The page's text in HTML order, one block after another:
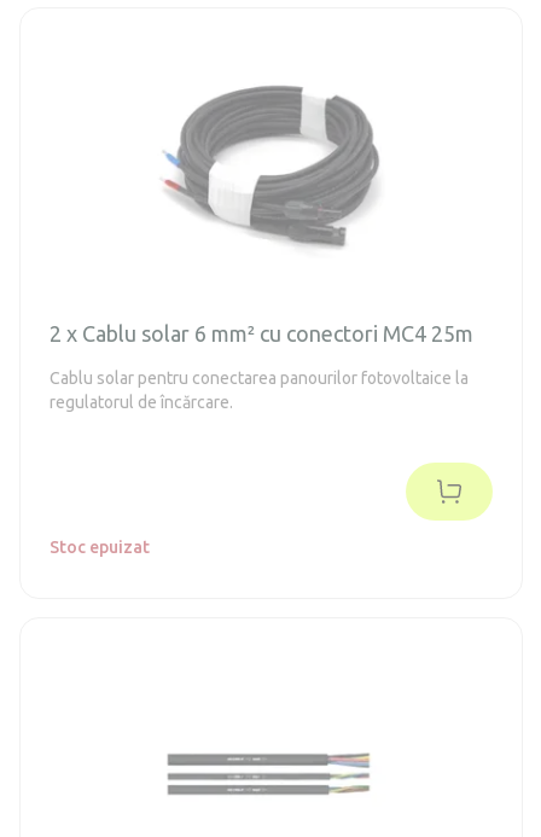
2 x Cablu solar 6 mm² cu conectori MC4 25m
Cablu solar pentru conectarea panourilor fotovoltaice la
regulatorul de încărcare.
Stoc epuizat